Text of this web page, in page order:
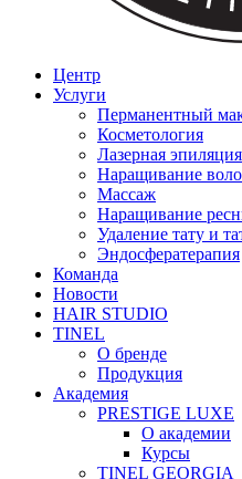
Центр
Услуги
Перманентный
Косметология
Лазерная эпиляция
Наращивание
Массаж
Наращивание
Удаление тату и
Эндосфератерапия
Команда
Новости
HAIR STUDIO
TINEL
О бренде
Продукция
Академия
PRESTIGE LUXE
О академии
Курсы
TINEL GEORGIA